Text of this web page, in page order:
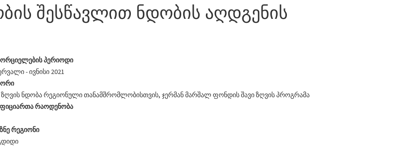
შესწავლით ნდობის აღდგენის
პერიოდი
- ივნისი 2021
ზღვის ნდობა რეგიონული თანამშრომლობისთვის, ჯერმან მარშალ ფონდის შავი ზღვის პროგრამა
რაოდენობა
რეგიონი